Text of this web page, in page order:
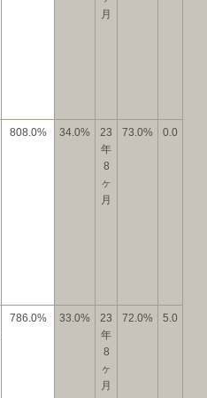
月
808.0% 34.0%
23
年
8
ヶ
月
73.0% 0.0
786.0% 33.0%
23
年
8
ヶ
月
72.0% 5.0